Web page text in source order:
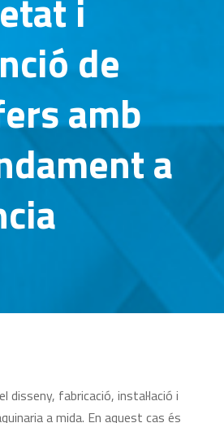
i
de
amb
a
disseny, fabricació, instal·lació i
a mida. En aquest cas és